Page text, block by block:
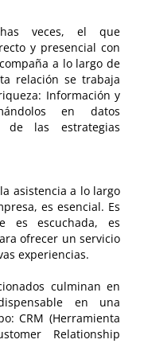
veces, el que
y presencial con
a lo largo de
relación se trabaja
Información y
en datos
de las estrategias
asistencia a lo largo
es esencial. Es
es escuchada, es
ofrecer un servicio
experiencias.
culminan en
en una
CRM (Herramienta
Relationship